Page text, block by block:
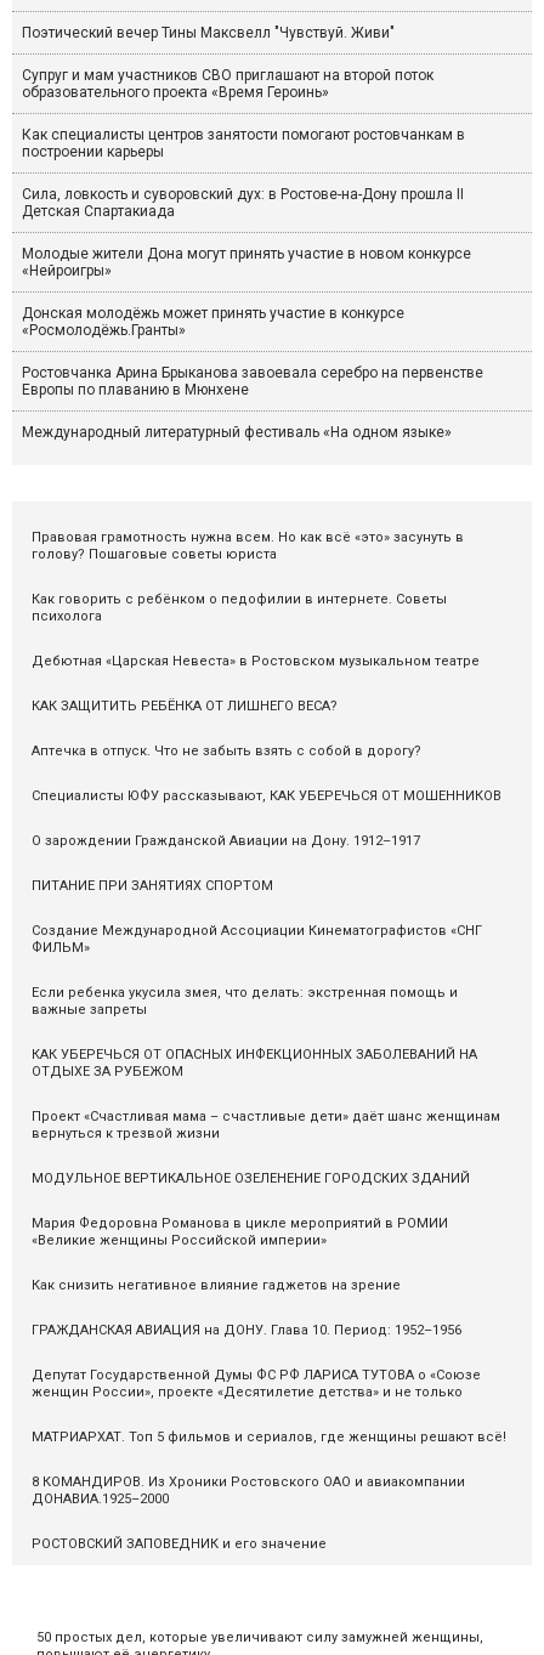
50 простых дел, которые увеличивают силу замужней женщины,
Поэтический вечер Тины Максвелл "Чувствуй. Живи"
Супруг и мам участников СВО приглашают на второй поток
образовательного проекта «Время Героинь»
Как специалисты центров занятости помогают ростовчанкам в
построении карьеры
Сила, ловкость и суворовский дух: в Ростове-на-Дону прошла II
Детская Спартакиада
Молодые жители Дона могут принять участие в новом конкурсе
«Нейроигры»
Донская молодёжь может принять участие в конкурсе
«Росмолодёжь.Гранты»
Ростовчанка Арина Брыканова завоевала серебро на первенстве
Европы по плаванию в Мюнхене
Международный литературный фестиваль «На одном языке»
Правовая грамотность нужна всем. Но как всё «это» засунуть в
голову? Пошаговые советы юриста
Как говорить с ребёнком о педофилии в интернете. Советы
психолога
Дебютная «Царская Невеста» в Ростовском музыкальном театре
КАК ЗАЩИТИТЬ РЕБЁНКА ОТ ЛИШНЕГО ВЕСА?
Аптечка в отпуск. Что не забыть взять с собой в дорогу?
Специалисты ЮФУ рассказывают, КАК УБЕРЕЧЬСЯ ОТ МОШЕННИКОВ
О зарождении Гражданской Авиации на Дону. 1912–1917
ПИТАНИЕ ПРИ ЗАНЯТИЯХ СПОРТОМ
Cоздание Международной Ассоциации Кинематографистов «СНГ
ФИЛЬМ»
Если ребенка укусила змея, что делать: экстренная помощь и
важные запреты
КАК УБЕРЕЧЬСЯ ОТ ОПАСНЫХ ИНФЕКЦИОННЫХ ЗАБОЛЕВАНИЙ НА
ОТДЫХЕ ЗА РУБЕЖОМ
Проект «Счастливая мама – счастливые дети» даёт шанс женщинам
вернуться к трезвой жизни
МОДУЛЬНОЕ ВЕРТИКАЛЬНОЕ ОЗЕЛЕНЕНИЕ ГОРОДСКИХ ЗДАНИЙ
Мария Федоровна Романова в цикле мероприятий в РОМИИ
«Великие женщины Российской империи»
Как снизить негативное влияние гаджетов на зрение
ГРАЖДАНСКАЯ АВИАЦИЯ на ДОНУ. Глава 10. Период: 1952–1956
Депутат Государственной Думы ФС РФ ЛАРИСА ТУТОВА о «Союзе
женщин России», проекте «Десятилетие детства» и не только
МАТРИАРХАТ. Топ 5 фильмов и сериалов, где женщины решают всё!
8 КОМАНДИРОВ. Из Хроники Ростовского ОАО и авиакомпании
ДОНАВИА.1925–2000
РОСТОВСКИЙ ЗАПОВЕДНИК и его значение